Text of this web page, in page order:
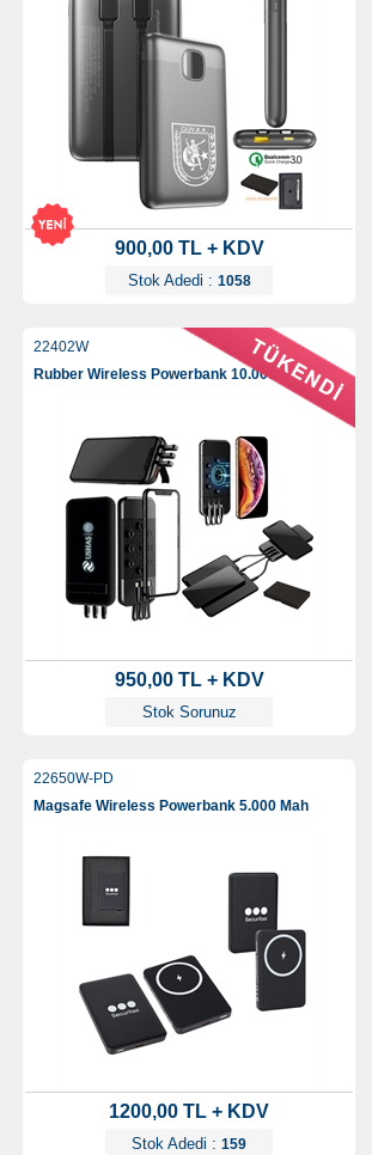
900,00 TL + KDV
Stok Adedi : 1058
22402W
Rubber Wireless Powerbank 10.000 Mah
950,00 TL + KDV
Stok Sorunuz
22650W-PD
Magsafe Wireless Powerbank 5.000 Mah
1200,00 TL + KDV
Stok Adedi : 159